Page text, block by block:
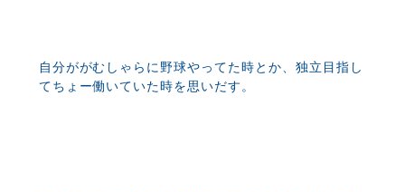
自分ががむしゃらに野球やってた時とか、独立目指し
てちょー働いていた時を思いだす。